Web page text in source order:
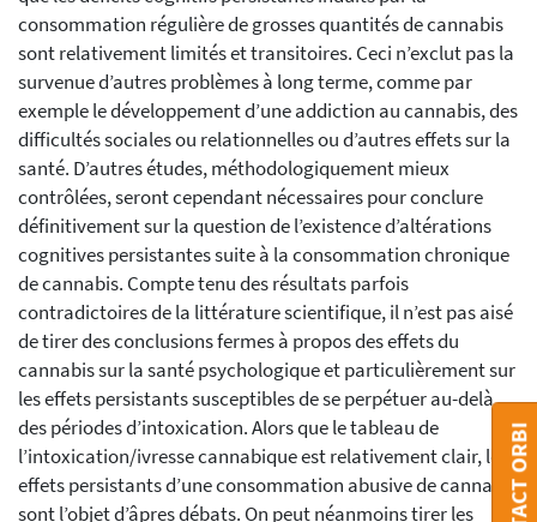
consommation régulière de grosses quantités de cannabis
sont relativement limités et transitoires. Ceci n’exclut pas la
survenue d’autres problèmes à long terme, comme par
exemple le développement d’une addiction au cannabis, des
difficultés sociales ou relationnelles ou d’autres effets sur la
santé. D’autres études, méthodologiquement mieux
contrôlées, seront cependant nécessaires pour conclure
définitivement sur la question de l’existence d’altérations
cognitives persistantes suite à la consommation chronique
de cannabis. Compte tenu des résultats parfois
contradictoires de la littérature scientifique, il n’est pas aisé
de tirer des conclusions fermes à propos des effets du
cannabis sur la santé psychologique et particulièrement sur
les effets persistants susceptibles de se perpétuer au-delà
des périodes d’intoxication. Alors que le tableau de
l’intoxication/ivresse cannabique est relativement clair, les
effets persistants d’une consommation abusive de cannabis
sont l’objet d’âpres débats. On peut néanmoins tirer les